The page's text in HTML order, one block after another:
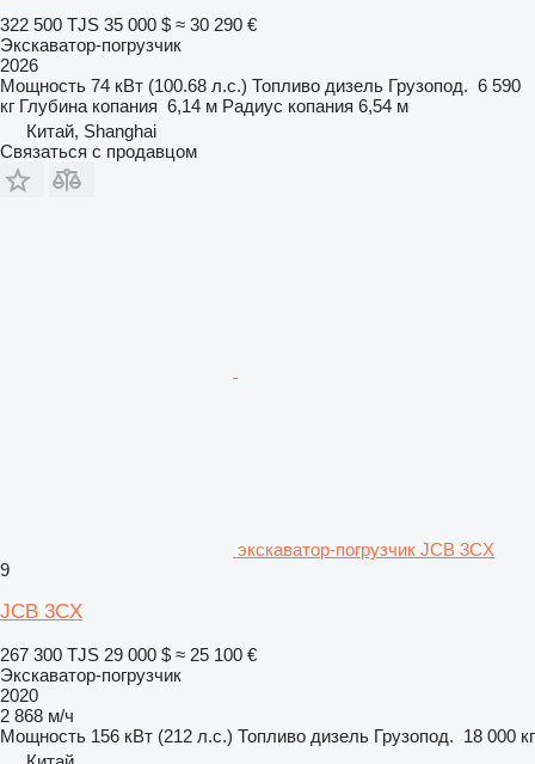
322 500 TJS 35 000 $ ≈ 30 290 €
Экскаватор-погрузчик
2026
Мощность 74 кВт (100.68 л.с.) Топливо дизель Грузопод. 6 590
кг Глубина копания 6,14 м Радиус копания 6,54 м
Китай, Shanghai
Связаться с продавцом
экскаватор-погрузчик JCB 3CX
9
JCB 3CX
267 300 TJS 29 000 $ ≈ 25 100 €
Экскаватор-погрузчик
2020
2 868 м/ч
Мощность 156 кВт (212 л.с.) Топливо дизель Грузопод. 18 000 кг